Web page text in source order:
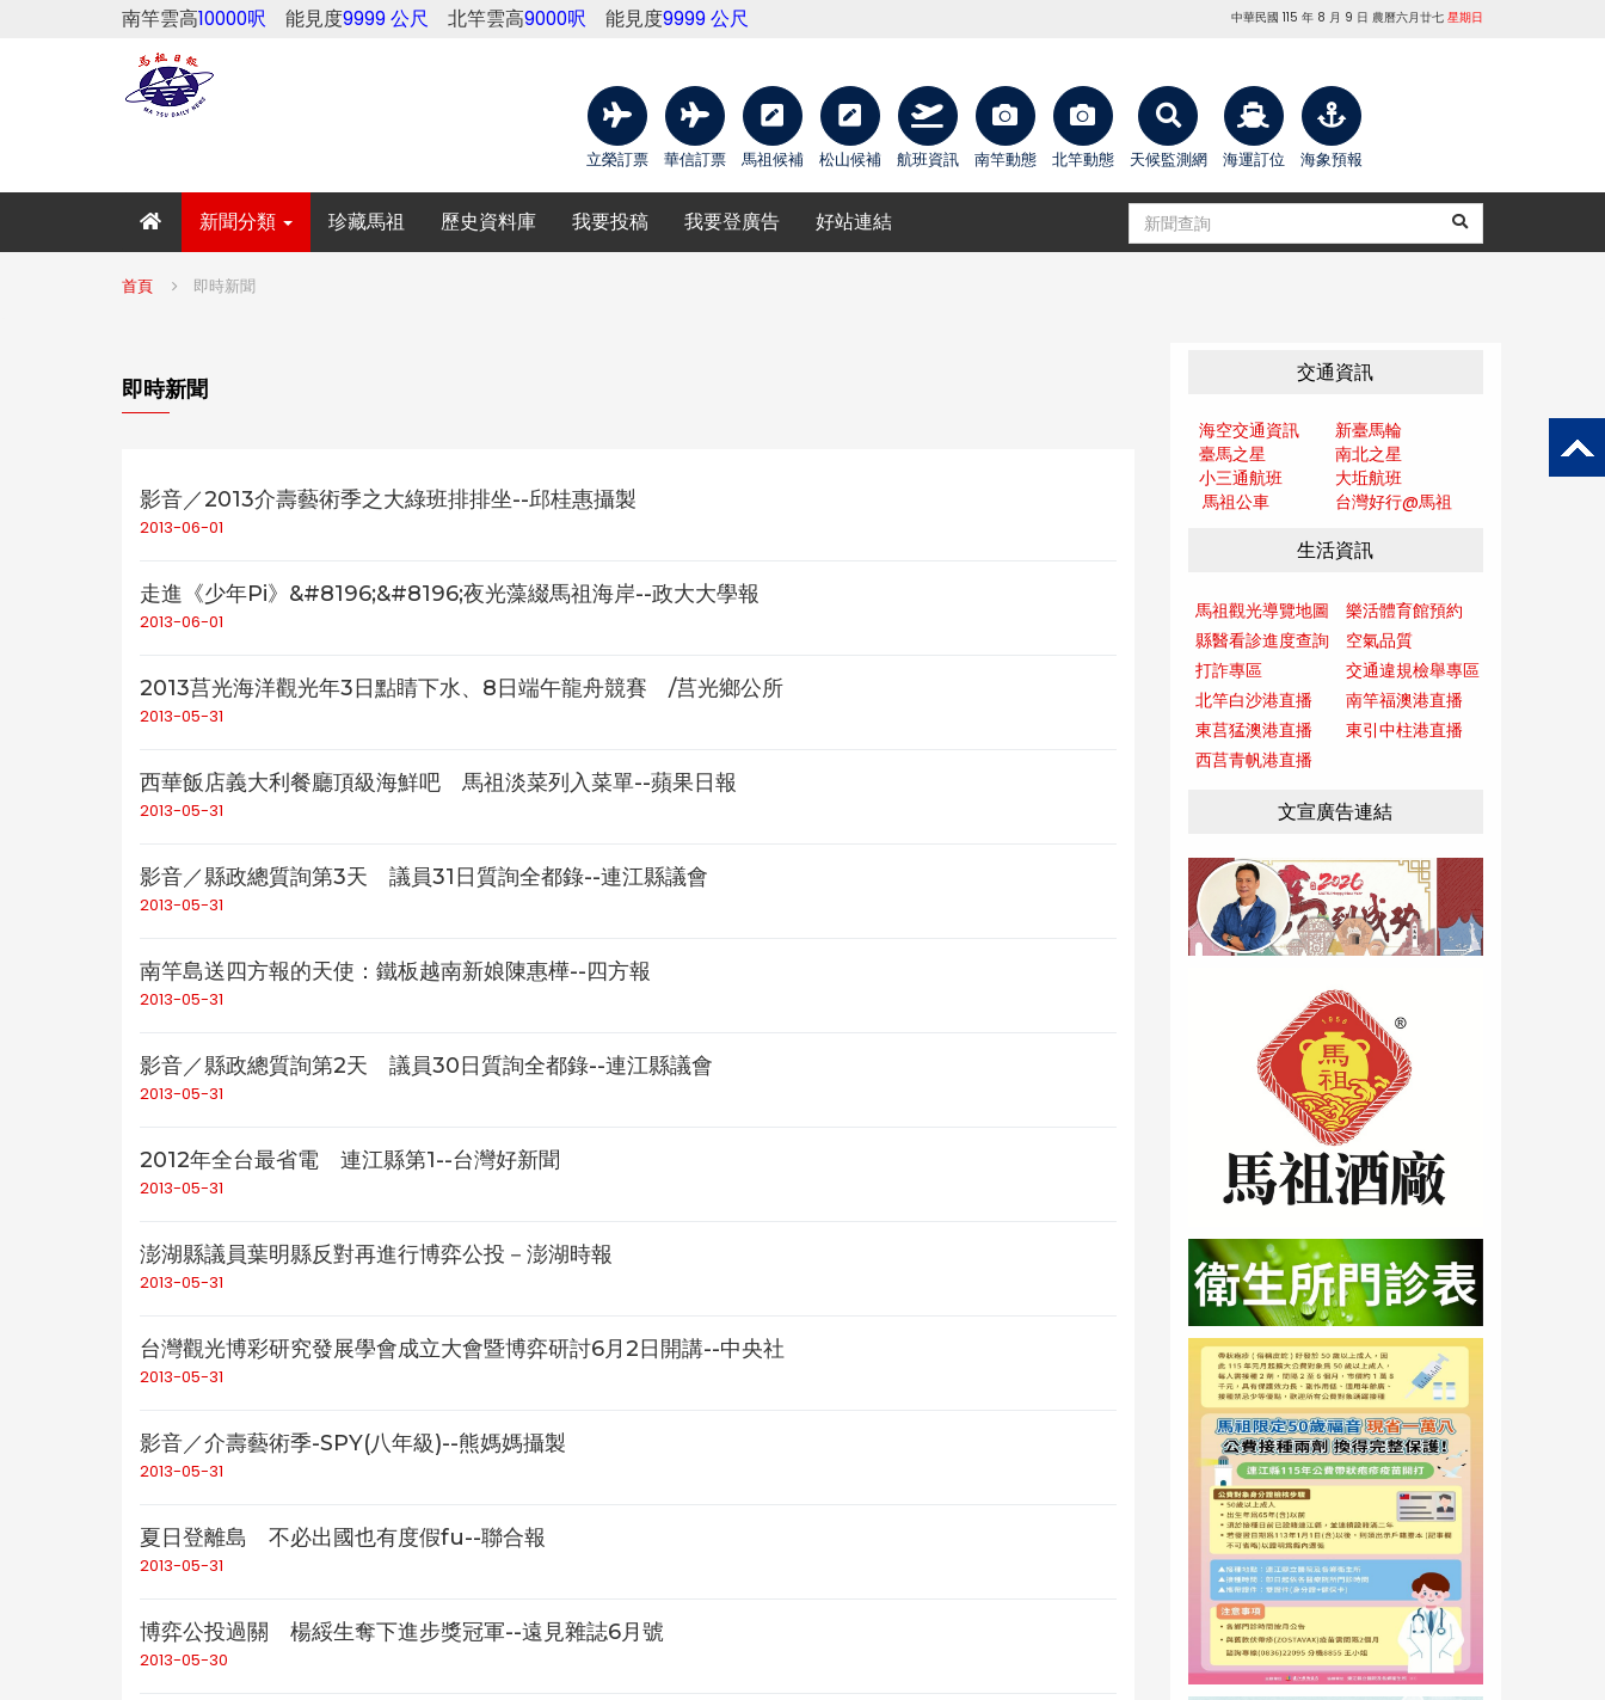
南竿雲高10000呎 能見度9999 公尺 北竿雲高9000呎 能見度9999 公尺 中華民國 115 年 8 月 9 日 農曆六月廿七 星期日
立榮訂票 華信訂票 馬祖候補 松山候補 航班資訊 南竿動態 北竿動態 天候監測網 海運訂位 海象預報
新聞分類 珍藏馬祖 歷史資料庫 我要投稿 我要登廣告 好站連結
首頁 即時新聞
即時新聞
影音／2013介壽藝術季之大綠班排排坐--邱桂惠攝製
2013-06-01
走進《少年Pi》&#8196;&#8196;夜光藻綴馬祖海岸--政大大學報
2013-06-01
2013莒光海洋觀光年3日點睛下水、8日端午龍舟競賽 /莒光鄉公所
2013-05-31
西華飯店義大利餐廳頂級海鮮吧 馬祖淡菜列入菜單--蘋果日報
2013-05-31
影音／縣政總質詢第3天 議員31日質詢全都錄--連江縣議會
2013-05-31
南竿島送四方報的天使：鐵板越南新娘陳惠樺--四方報
2013-05-31
影音／縣政總質詢第2天 議員30日質詢全都錄--連江縣議會
2013-05-31
2012年全台最省電 連江縣第1--台灣好新聞
2013-05-31
澎湖縣議員葉明縣反對再進行博弈公投－澎湖時報
2013-05-31
台灣觀光博彩研究發展學會成立大會暨博弈研討6月2日開講--中央社
2013-05-31
影音／介壽藝術季-SPY(八年級)--熊媽媽攝製
2013-05-31
夏日登離島 不必出國也有度假fu--聯合報
2013-05-31
博弈公投過關 楊綏生奪下進步獎冠軍--遠見雜誌6月號
2013-05-30
交通資訊
海空交通資訊
新臺馬輪
臺馬之星
南北之星
小三通航班
大坵航班
馬祖公車
台灣好行@馬祖
生活資訊
馬祖觀光導覽地圖
樂活體育館預約
縣醫看診進度查詢
空氣品質
打詐專區
交通違規檢舉專區
北竿白沙港直播
南竿福澳港直播
東莒猛澳港直播
東引中柱港直播
西莒青帆港直播
文宣廣告連結